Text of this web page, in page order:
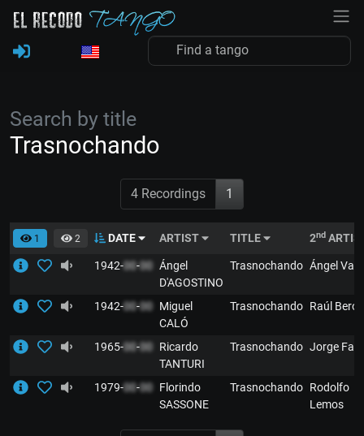
Search by title
Trasnochando
4 Recordings 1
1 2 DATE ARTIST TITLE 2nd
1942-00-00 Ángel
D'AGOSTINO
Trasnochando Ángel
1942-00-00
Miguel
CALÓ
Trasnochando Raúl Berón
1965-00-00
Ricardo
TANTURI
Trasnochando Jorge
1979-00-00
Florindo
SASSONE
Trasnochando Rodolfo
Lemos